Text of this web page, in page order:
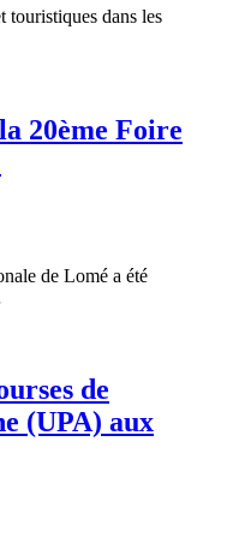
touristiques dans les
20ème Foire
de Lomé a été
de
(UPA) aux